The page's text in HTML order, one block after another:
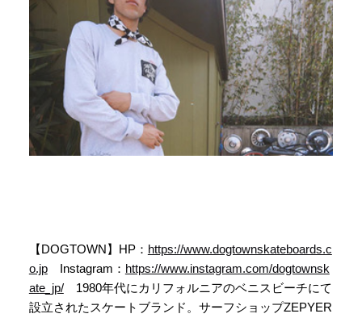
【DOGTOWN】HP： https://www.dogtownskateboards.c
o.jpInstagram： https://www.instagram.com/dogtownsk
ate_jp/1980年代にカリフォルニアのベニスビーチにて
設立されたスケートブランド。サーフショップZEPYER